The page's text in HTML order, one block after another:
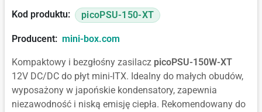
Kod produktu: picoPSU-150-XT
Producent: mini-box.com
Kompaktowy i bezgłośny zasilacz picoPSU-150W-XT
12V DC/DC do płyt mini-ITX. Idealny do małych obudów,
wyposażony w japońskie kondensatory, zapewnia
niezawodność i niską emisję ciepła. Rekomendowany do